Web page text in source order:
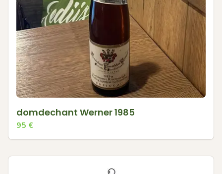
domdechant Werner 1985
95 €